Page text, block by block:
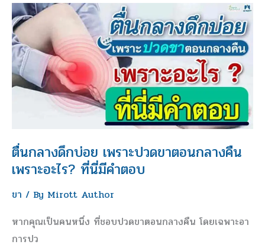
ปวด
ตื่นกลางดึกบ่อย เพราะปวดขาตอนกลางคืน
เพราะอะไร? ที่นี่มีคำตอบ
ขา / By Mirott Author
หากคุณเป็นคนหนึ่ง ที่ชอบปวดขาตอนกลางคืน โดยเฉพาะอา
การปว
ตื่น
กลาง
ดึก
บ่อย
เพราะ
กลาง
คืน
อะไร?
ที่
นี่